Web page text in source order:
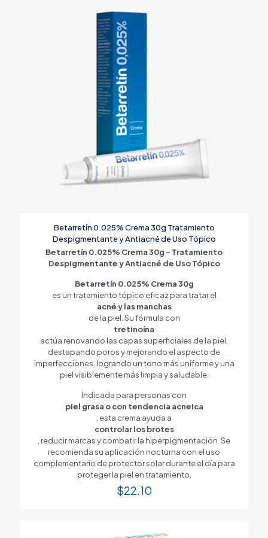
Betarretín 0.025% Crema 30g Tratamiento
Despigmentante y Antiacné de Uso Tópico
Betarretín 0.025% Crema 30g – Tratamiento
Despigmentante y Antiacné de Uso Tópico
Betarretín 0.025% Crema 30g
es un tratamiento tópico eficaz para tratar el
acné y las manchas
de la piel. Su fórmula con
tretinoína
actúa renovando las capas superficiales de la piel,
destapando poros y mejorando el aspecto de
imperfecciones, logrando un tono más uniforme y una
piel visiblemente más limpia y saludable.
Indicada para personas con
piel grasa o con tendencia acneica
, esta crema ayuda a
controlar los brotes
, reducir marcas y combatir la hiperpigmentación. Se
recomienda su aplicación nocturna con el uso
complementario de protector solar durante el día para
proteger la piel en tratamiento.
$22.10